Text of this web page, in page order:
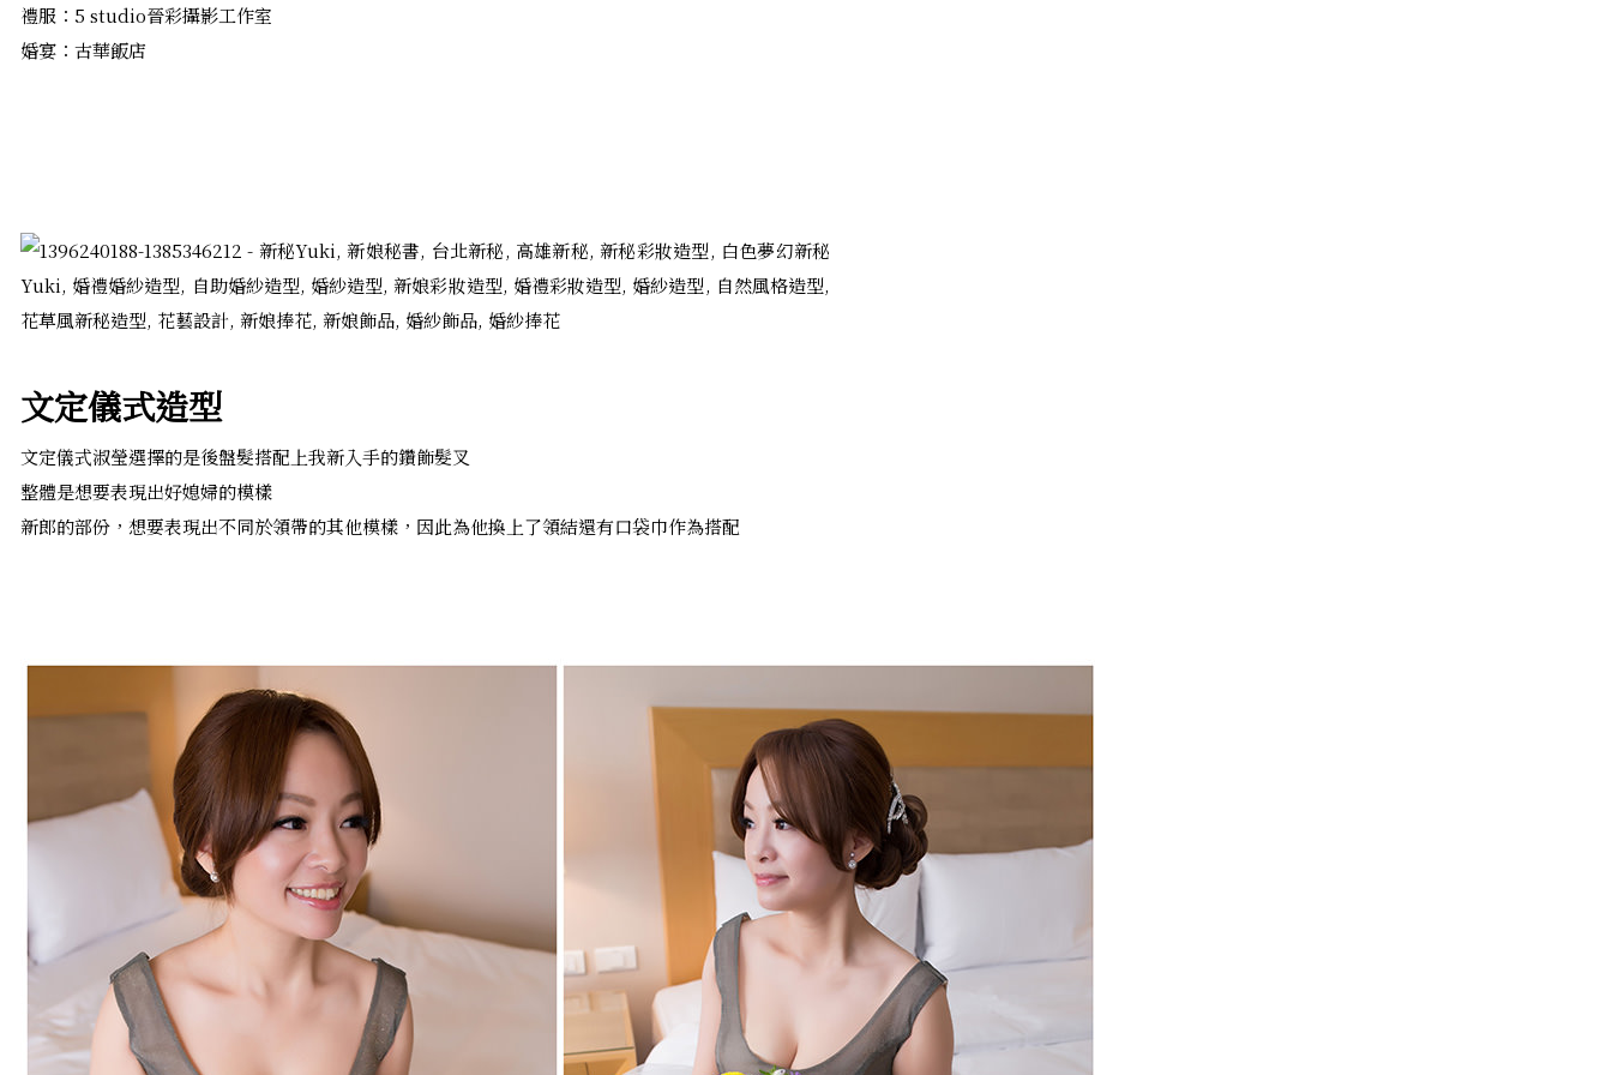
禮服：5 studio晉彩攝影工作室
婚宴：古華飯店
文定儀式造型
文定儀式淑瑩選擇的是後盤髮搭配上我新入手的鑽飾髮叉
整體是想要表現出好媳婦的模樣
新郎的部份，想要表現出不同於領帶的其他模樣，因此為他換上了領結還有口袋巾作為搭配